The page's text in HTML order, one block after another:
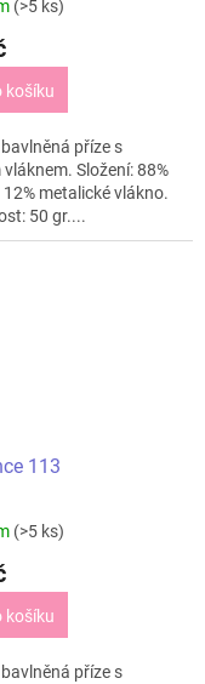
(>5 ks)
košíku
příze s
vláknem. Složení: 88%
12% metalické vlákno.
50 gr....
113
(>5 ks)
košíku
příze s